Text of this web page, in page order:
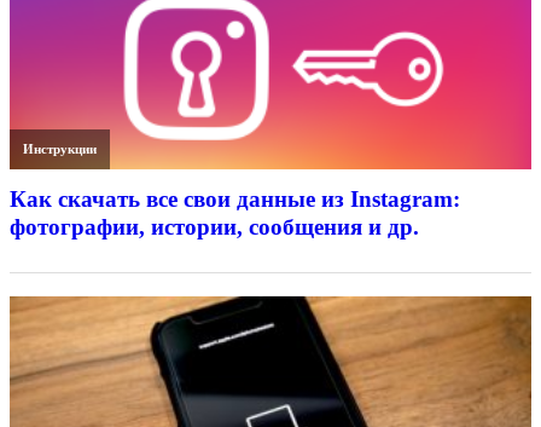
Инструкции
Как скачать все свои данные из Instagram:
фотографии, истории, сообщения и др.